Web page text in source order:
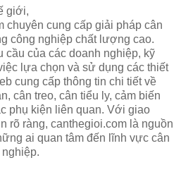
giới,
chuyên cung cấp giải pháp cân
công nghiệp chất lượng cao.
cầu của các doanh nghiệp, kỹ
lựa chọn và sử dụng các thiết
cung cấp thông tin chi tiết về
cân treo, cân tiểu ly, cảm biến
phụ kiện liên quan. Với giao
rõ ràng, canthegioi.com là nguồn
ai quan tâm đến lĩnh vực cân